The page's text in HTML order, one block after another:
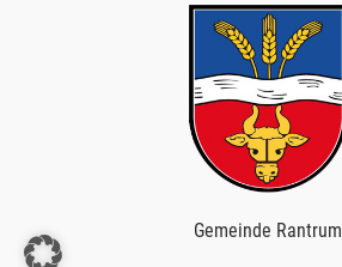
Gemeinde Rantrum